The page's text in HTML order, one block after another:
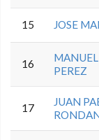
15 JOSE
16
PEREZ
17
JUAN